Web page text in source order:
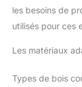
les besoins de
utilisés pour ces
Les matériaux
Types de bois